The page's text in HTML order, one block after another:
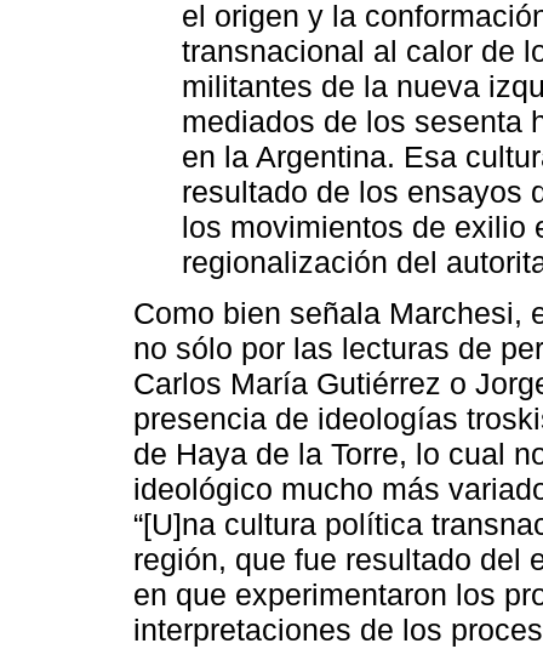
el origen y la
transnacional al calor de
militantes de la nueva
mediados de los sesenta
en la Argentina. Esa
resultado de los ensayos
los movimientos de exilio
regionalización del
Como bien señala Marchesi,
no sólo por las lecturas de
Carlos María Gutiérrez o
presencia de ideologías
de Haya de la Torre, lo cual
ideológico mucho más
“[U]na cultura política
región, que fue resultado del
en que experimentaron los
interpretaciones de los